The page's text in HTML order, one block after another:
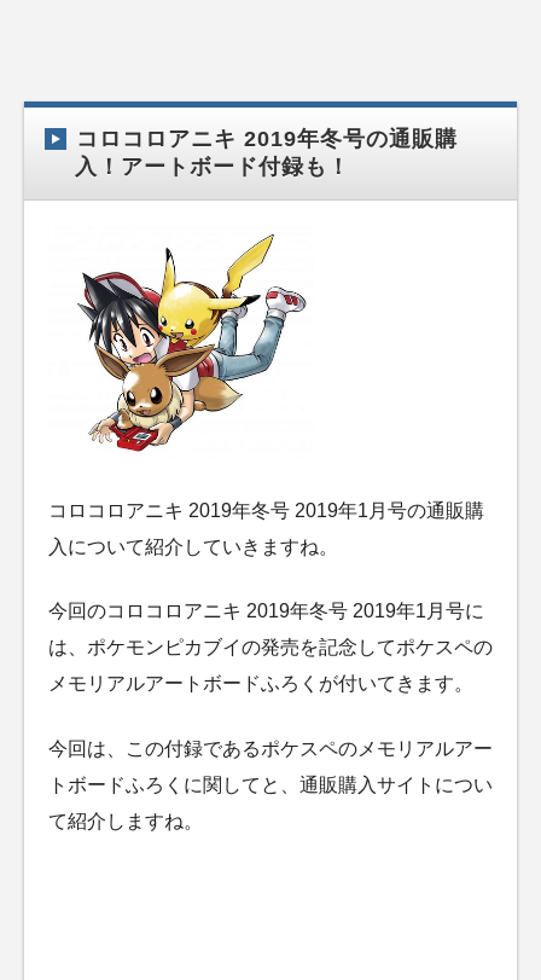
コロコロアニキ 2019年冬号の通販購
入！アートボード付録も！
コロコロアニキ 2019年冬号 2019年1月号の通販購
入について紹介していきますね。
今回のコロコロアニキ 2019年冬号 2019年1月号に
は、ポケモンピカブイの発売を記念してポケスペの
メモリアルアートボードふろくが付いてきます。
今回は、この付録であるポケスペのメモリアルアー
トボードふろくに関してと、通販購入サイトについ
て紹介しますね。